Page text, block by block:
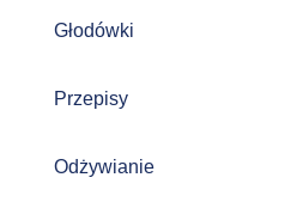
Głodówki
Przepisy
Odżywianie